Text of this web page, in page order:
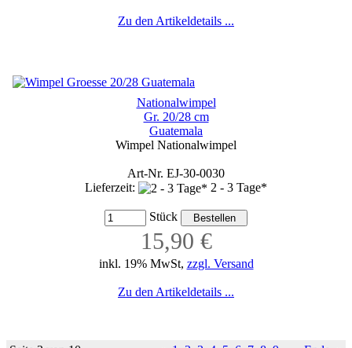
Zu den Artikeldetails ...
Nationalwimpel
Gr. 20/28 cm
Guatemala
Wimpel Nationalwimpel
Art-Nr. EJ-30-0030
Lieferzeit:
2 - 3 Tage*
Stück
15,90 €
inkl. 19% MwSt, zzgl. Versand
Zu den Artikeldetails ...